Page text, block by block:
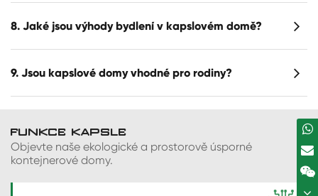
8. Jaké jsou výhody bydlení v kapslovém domě?
9. Jsou kapslové domy vhodné pro rodiny?
FUNKCE KAPSLE
Objevte naše ekologické a prostorově úsporné
kontejnerové domy.